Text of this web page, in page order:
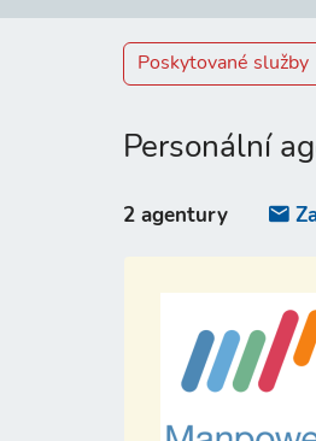
Poskytované služby
Personální
2 agentury